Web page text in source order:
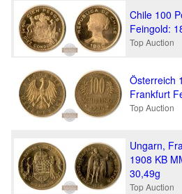
Chile 100
Feingold:
Top Auction
Österreich
Frankfurt
Top Auction
Ungarn,
1908 KB
30,49g
Top Auction